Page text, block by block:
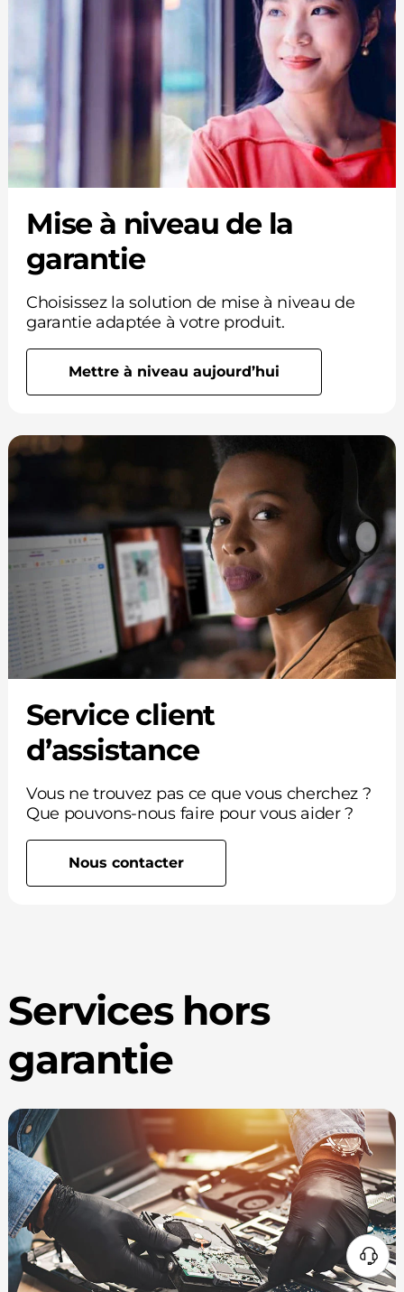
Mise à niveau de la
garantie
Choisissez la solution de mise à niveau de
garantie adaptée à votre produit.
Mettre à niveau aujourd’hui
Service client
d’assistance
Vous ne trouvez pas ce que vous cherchez ?
Que pouvons-nous faire pour vous aider ?
Nous contacter
Services hors
garantie